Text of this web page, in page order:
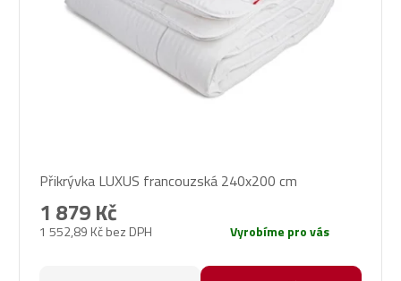
hodnocení
produktu
je
Přikrývka LUXUS francouzská 240x200 cm
1 552,89 Kč bez DPH
1 879 Kč
Vyrobíme pro vás